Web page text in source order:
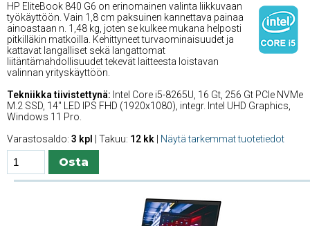
HP EliteBook 840 G6 on erinomainen valinta liikkuvaan
työkäyttöön. Vain 1,8 cm paksuinen kannettava painaa
ainoastaan n. 1,48 kg, joten se kulkee mukana helposti
pitkilläkin matkoilla. Kehittyneet turvaominaisuudet ja
kattavat langalliset sekä langattomat
liitäntämahdollisuudet tekevät laitteesta loistavan
valinnan yrityskäyttöön.
Tekniikka tiivistettynä: Intel Core i5-8265U, 16 Gt, 256 Gt PCIe NVMe
M.2 SSD, 14'' LED IPS FHD (1920x1080), integr. Intel UHD Graphics,
Windows 11 Pro.
Varastosaldo: 3 kpl | Takuu: 12 kk Näytä tarkemmat tuotetiedot